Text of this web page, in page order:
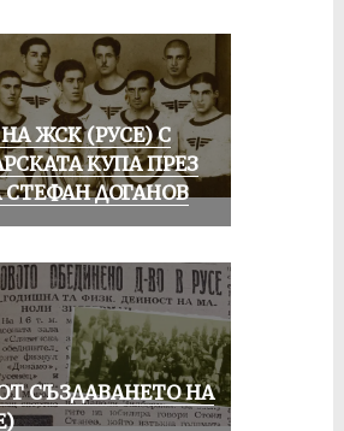
ЖСК (РУСЕ) С
КУПА ПРЕЗ
СТЕФАН ДОГАНОВ
СЪЗДАВАНЕТО НА